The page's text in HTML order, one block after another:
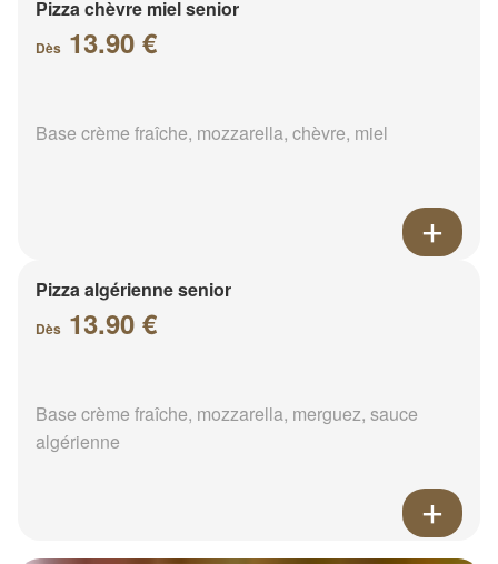
Pizza chèvre miel senior
Dès 13.90 €
Base crème fraîche, mozzarella, chèvre, miel
Pizza algérienne senior
Dès 13.90 €
Base crème fraîche, mozzarella, merguez, sauce
algérienne